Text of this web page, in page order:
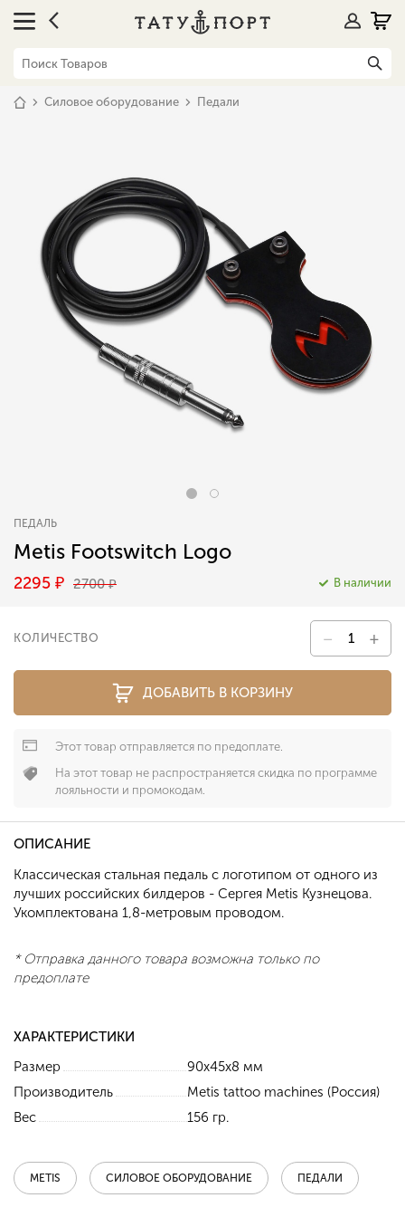
Силовое оборудование Педали
ПЕДАЛЬ
Metis Footswitch Logo
2295 ₽ 2700₽ В наличии
КОЛИЧЕСТВО – +
ДОБАВИТЬ В КОРЗИНУ
Этот товар отправляется по предоплате.
На этот товар не распространяется скидка по программе
лояльности и промокодам.
ОПИСАНИЕ
Классическая стальная педаль с логотипом от одного из
лучших российских билдеров - Сергея Metis Кузнецова.
Укомплектована 1,8-метровым проводом.
* Отправка данного товара возможна только по
предоплате
ХАРАКТЕРИСТИКИ
Размер
90х45х8 мм
Производитель
Metis tattoo machines (Россия)
Вес
156 гр.
METIS СИЛОВОЕ ОБОРУДОВАНИЕ ПЕДАЛИ